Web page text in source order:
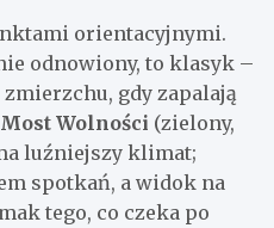
orientacyjnymi.
odnowiony, to klasyk –
gdy zapalają
Most Wolności (zielony,
luźniejszy klimat;
spotkań, a widok na
tego, co czeka po